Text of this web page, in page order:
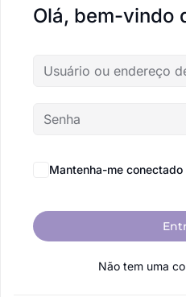
Olá, bem-vindo
Mantenha-me conectado
Não tem uma